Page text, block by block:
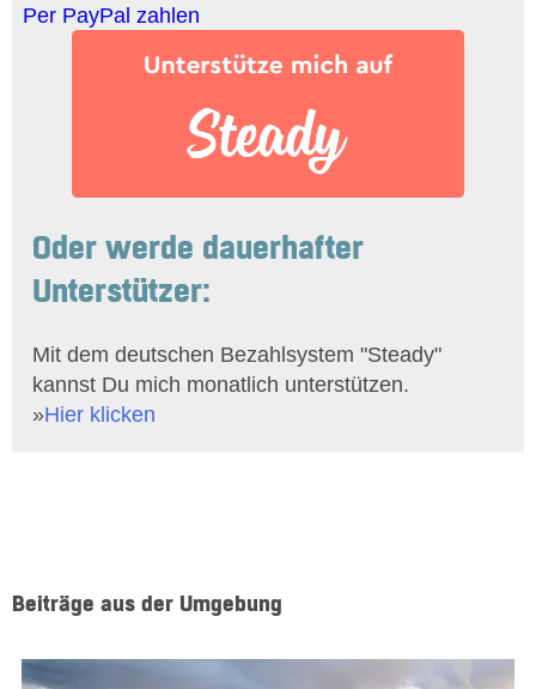
Per PayPal zahlen
Oder werde dauerhafter
Unterstützer:
Mit dem deutschen Bezahlsystem "Steady"
kannst Du mich monatlich unterstützen.
»Hier klicken
Beiträge aus der Umgebung